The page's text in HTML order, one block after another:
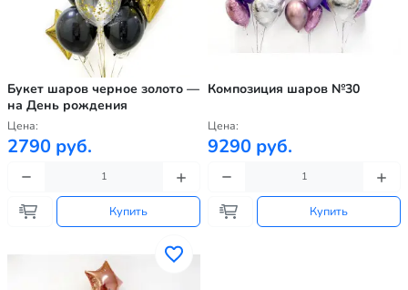
Букет шаров черное золото —
на День рождения
Цена:
2790 руб.
Купить
Композиция шаров №30
Цена:
9290 руб.
Купить